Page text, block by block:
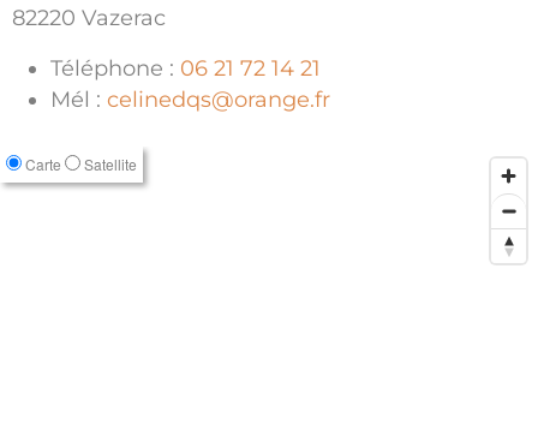
82220 Vazerac
Téléphone : 06 21 72 14 21
Mél : celinedqs@orange.fr
Carte Satellite